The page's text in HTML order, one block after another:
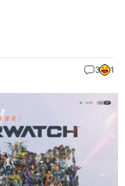
3 1